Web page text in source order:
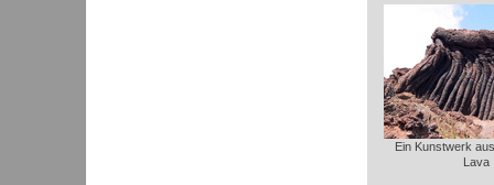
Ein Kunstwerk
Lava